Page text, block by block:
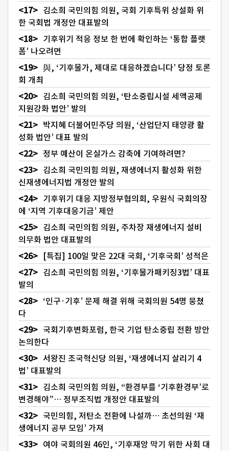
김소희 국민의힘 의원, 국회 기후특위 상설화 위
한 국회법 개정안 대표발의
기후위기 적응 정보 한 번에 확인하는 ‘통합 플랫
폼’ 나오려면
與, ‘기후물가, 제대로 대응하겠습니다’ 당정 토론
회 개최
김소희 국민의힘 의원, ‘탄소중립시설 세액공제
지원강화 법안’ 발의
박지혜 더불어민주당 의원, ‘산업단지 태양광 활
성화 법안’ 대표 발의
정부 예산이 온실가스 감축에 기여하려면?
김소희 국민의힘 의원, 재생에너지 활성화 위한
신재생에너지법 개정안 발의
기후위기 대응 지방정부협의회, 우원식 국회의장
에 ‘지역 기후대응기금’ 제안
김소희 국민의힘 의원, 주차장 재생에너지 설비
의무화 법안 대표발의
[특집] 100일 맞은 22대 국회, ‘기후국회’ 성적은
김소희 국민의힘 의원, ‘기후물가패키징3법’ 대표
발의
‘인구·기후’ 문제 해결 위해 국회의원 54명 뭉쳤
다
국회기후변화포럼, 한국 기업 탄소중립 전환 방안
논의한다
서왕진 조국혁신당 의원, ‘재생에너지 살리기 4
법’ 대표발의
김소희 국민의힘 의원, “환경부를 ‘기후환경부’로
변경해야”… 정부조직법 개정안 대표발의
국민의힘, 저탄소 전환에 나설까… 초선의원 ‘재
생에너지 공부 모임’ 가져
여야 국회의원 46인, ‘기후재앙 막기 위한 사회 대